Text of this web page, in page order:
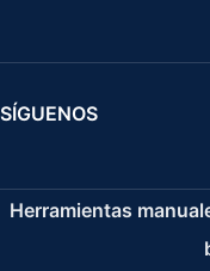
SÍGUENOS
Herramientas